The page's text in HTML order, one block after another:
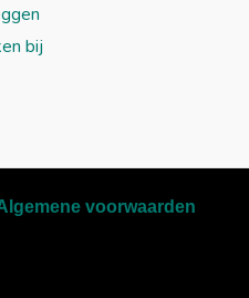
bij
voorwaarden